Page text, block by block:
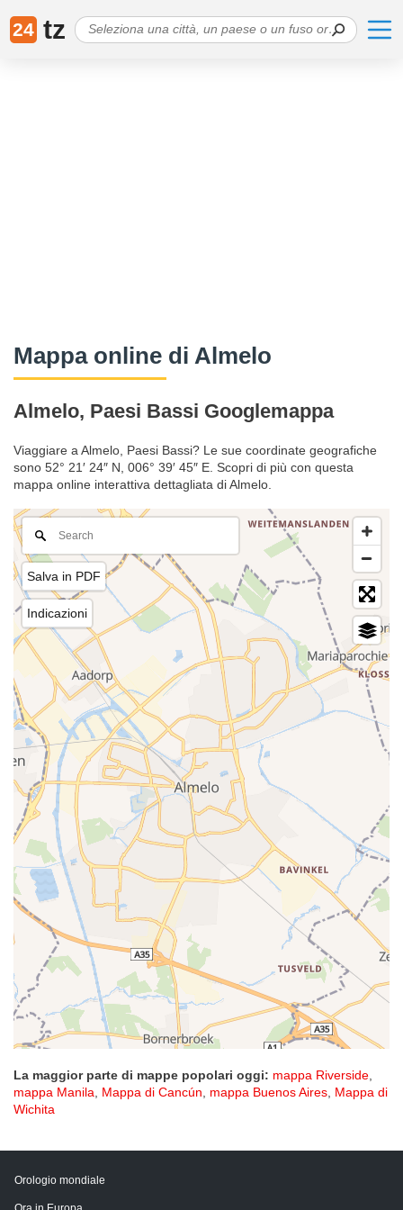
24 tz
Mappa online di Almelo
Almelo, Paesi Bassi Googlemappa
Viaggiare a Almelo, Paesi Bassi? Le sue coordinate geografiche
sono 52° 21′ 24″ N, 006° 39′ 45″ E. Scopri di più con questa
mappa online interattiva dettagliata di Almelo.
Salva in PDF
Indicazioni
La maggior parte di mappe popolari oggi: mappa Riverside,
mappa Manila, Mappa di Cancún, mappa Buenos Aires, Mappa di
Wichita
Orologio mondiale